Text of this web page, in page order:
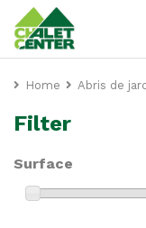
Home Abris de
Filter
Surface